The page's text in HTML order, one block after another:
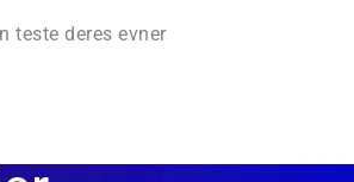
teste deres evner